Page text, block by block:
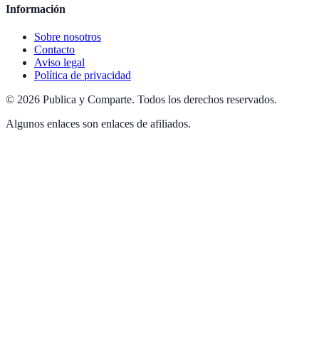
Información
Sobre nosotros
Contacto
Aviso legal
Política de privacidad
© 2026 Publica y Comparte. Todos los derechos reservados.
Algunos enlaces son enlaces de afiliados.